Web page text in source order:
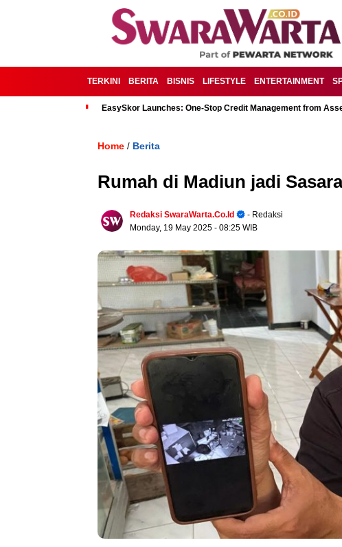
TERKINI BERITA BISNIS LIFESTYLE ENTERTAINMENT
EasySkor Launches: One-Stop Credit Management from
Home / Berita
Rumah di Madiun jadi
Redaksi SwaraWarta.co.id
- Redaksi
Monday, 19 May 2025 - 08:25 WIB
.